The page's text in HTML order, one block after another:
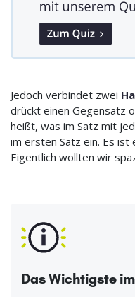
Jedoch verbindet zwei
drückt einen Gegensatz
heißt, was im Satz mit
im ersten Satz ein. Es ist
Eigentlich wollten wir
Das Wichtigste